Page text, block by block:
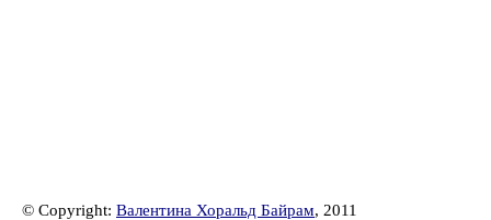
© Copyright: Валентина Хоральд Байрам, 2011